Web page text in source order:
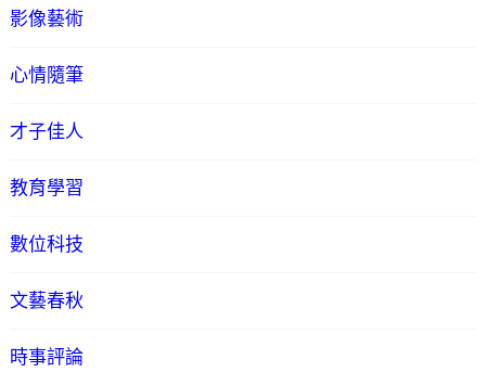
影像藝術
心情隨筆
才子佳人
教育學習
數位科技
文藝春秋
時事評論